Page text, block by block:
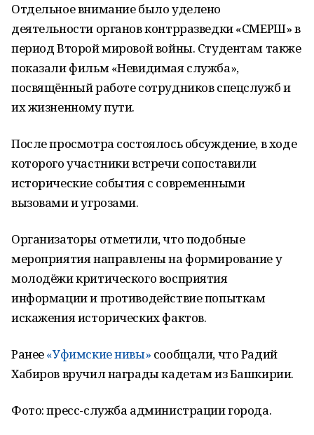
Отдельное внимание было уделено
деятельности органов контрразведки «СМЕРШ» в
период Второй мировой войны. Студентам также
показали фильм «Невидимая служба»,
посвящённый работе сотрудников спецслужб и
их жизненному пути.
После просмотра состоялось обсуждение, в ходе
которого участники встречи сопоставили
исторические события с современными
вызовами и угрозами.
Организаторы отметили, что подобные
мероприятия направлены на формирование у
молодёжи критического восприятия
информации и противодействие попыткам
искажения исторических фактов.
Ранее«Уфимские нивы» сообщали, что Радий
Хабиров вручил награды кадетам из Башкирии.
Фото: пресс-служба администрации города.